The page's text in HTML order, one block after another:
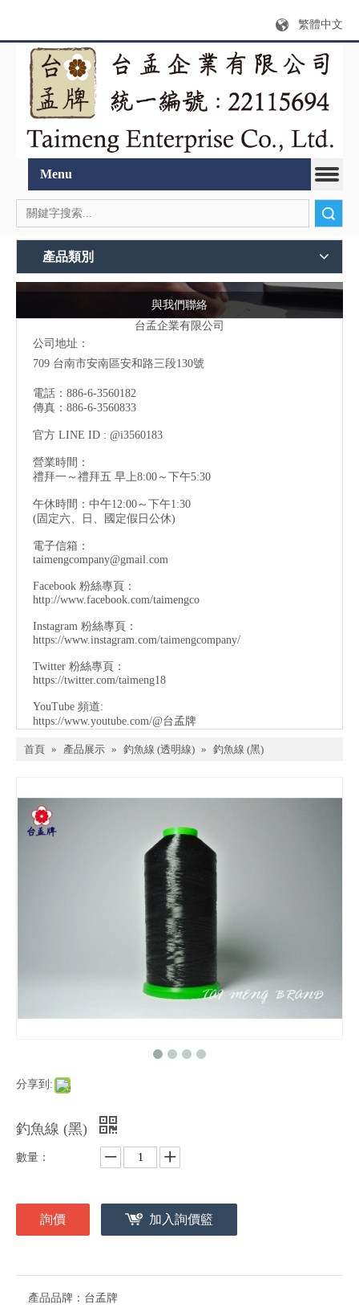
繁體中文
Menu
產品類別
與我們聯絡
台孟企業有限公司
公司地址：
709 台南市安南區安和路三段130號
電話：886-6-3560182
傳真：886-6-3560833
官方 LINE ID : @i3560183
營業時間：
禮拜一～禮拜五 早上8:00～下午5:30
午休時間：中午12:00～下午1:30
(固定六、日、國定假日公休)
電子信箱：
taimengcompany@gmail.com
Facebook 粉絲專頁：
http://www.facebook.com/taimengco
Instagram 粉絲專頁：
https://www.instagram.com/taimengcompany/
Twitter 粉絲專頁：
https://twitter.com/taimeng18
YouTube 頻道:
https://www.youtube.com/@台孟牌
首頁 » 產品展示 » 釣魚線 (透明線) » 釣魚線 (黑)
分享到:
釣魚線 (黑)
數量：
詢價 加入詢價籃
產品品牌： 台孟牌